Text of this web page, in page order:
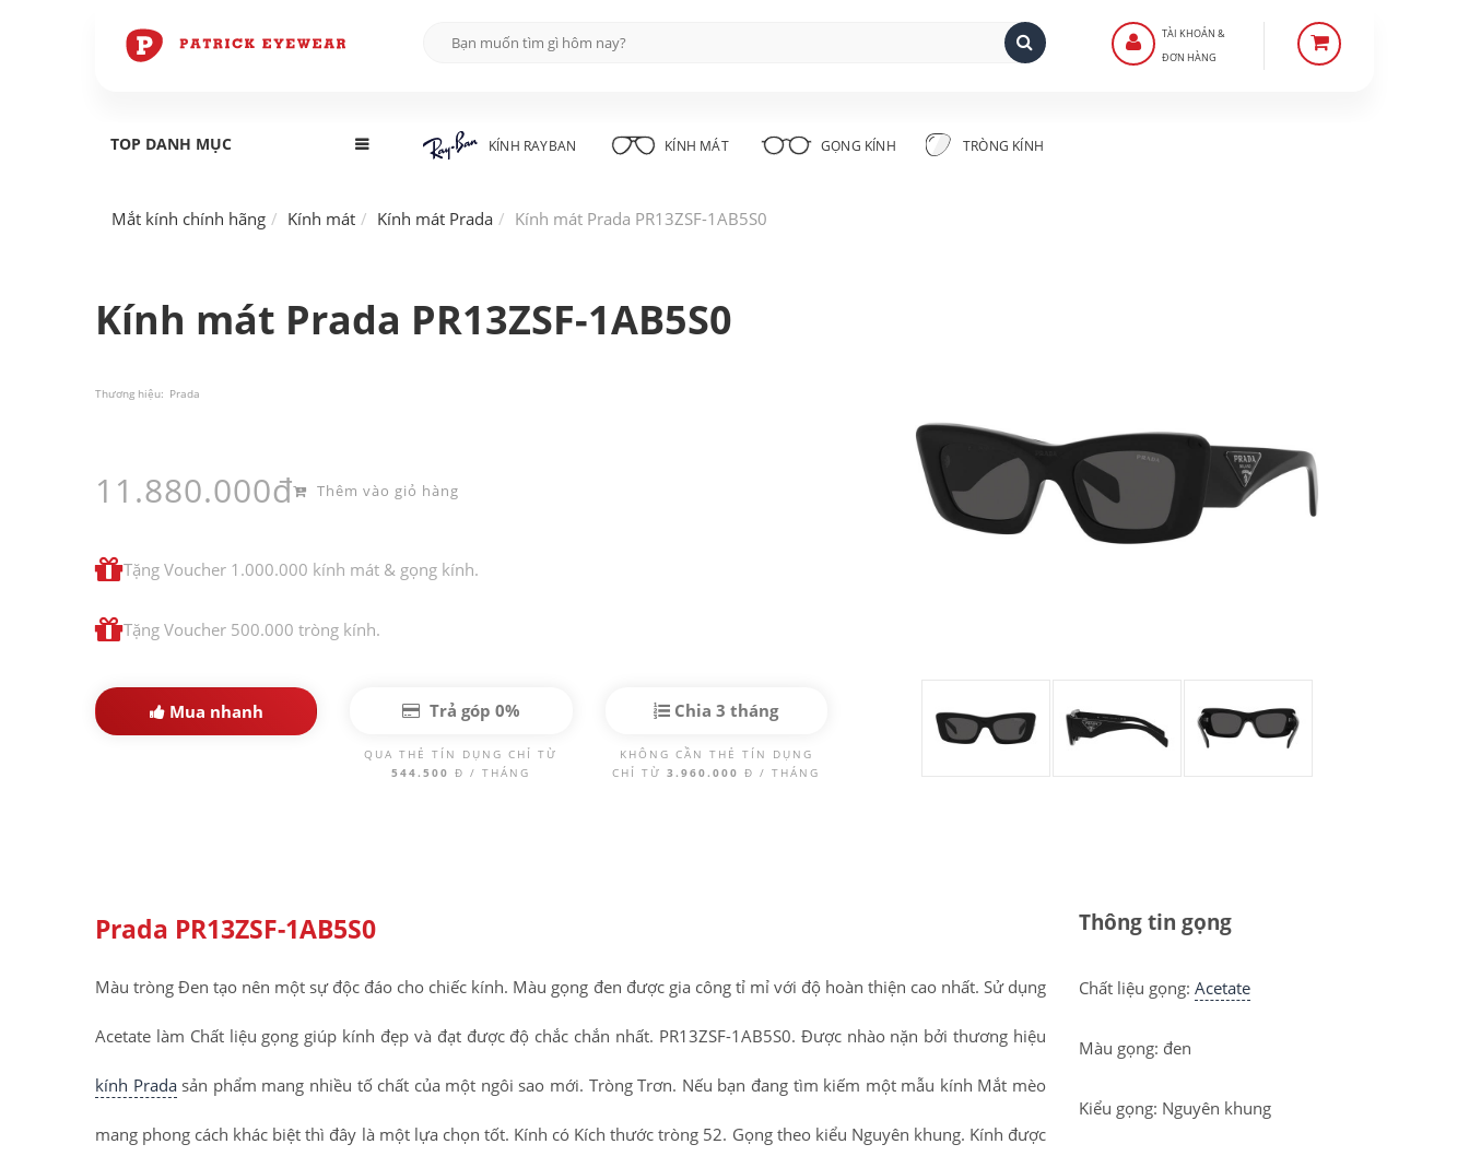
TÀI KHOẢN &
ĐƠN HÀNG
TOP DANH MỤC KÍNH RAYBAN KÍNH MÁT GỌNG KÍNH TRÒNG KÍNH
Mắt kính chính hãng Kính mát Kính mát Prada Kính mát Prada PR13ZSF-1AB5S0
Kính mát Prada PR13ZSF-1AB5S0
Thương hiệu: Prada
11.880.000đ Thêm vào giỏ hàng
Tặng Voucher 1.000.000 kính mát & gọng kính.
Tặng Voucher 500.000 tròng kính.
Mua nhanh Trả góp 0%
QUA THẺ TÍN DỤNG CHỈ TỪ
544.500Đ / THÁNG
Chia 3 tháng
KHÔNG CẦN THẺ TÍN DỤNG
CHỈ TỪ3.960.000Đ / THÁNG
Prada PR13ZSF-1AB5S0
Màu tròng Đen tạo nên một sự độc đáo cho chiếc kính. Màu gọng đen được gia công tỉ mỉ với độ hoàn thiện cao nhất. Sử dụng
Acetate làm Chất liệu gọng giúp kính đẹp và đạt được độ chắc chắn nhất. PR13ZSF-1AB5S0. Được nhào nặn bởi thương hiệu
kính Pradasản phẩm mang nhiều tố chất của một ngôi sao mới. Tròng Trơn. Nếu bạn đang tìm kiếm một mẫu kính Mắt mèo
mang phong cách khác biệt thì đây là một lựa chọn tốt. Kính có Kích thước tròng 52. Gọng theo kiểu Nguyên khung. Kính được
Thông tin gọng
Chất liệu gọng: Acetate
Màu gọng: đen
Kiểu gọng: Nguyên khung